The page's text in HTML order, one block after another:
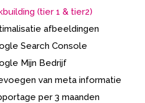
(tier 1 & tier2)
afbeeldingen
Search Console
Mijn Bedrijf
van meta informatie
per 3 maanden